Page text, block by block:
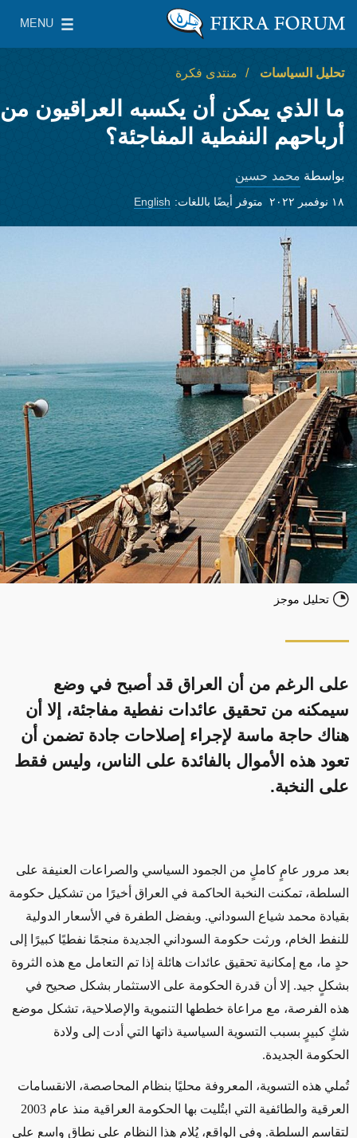
معهد واشنطن لسياسات الشرق الأدنى
MENU
Main Menu
تحليل السياسات منتدى فكرة
ما الذي يمكن أن يكسبه العراقيون من
أرباحهم النفطية المفاجئة؟
بواسطة محمد حسين
١٨ نوفمبر ٢٠٢٢ متوفر أيضًا باللغات: English
تحليل موجز
على الرغم من أن العراق قد أصبح في وضع
سيمكنه من تحقيق عائدات نفطية مفاجئة، إلا أن
هناك حاجة ماسة لإجراء إصلاحات جادة تضمن أن
تعود هذه الأموال بالفائدة على الناس، وليس فقط
على النخبة.
بعد مرور عامٍ كاملٍ من الجمود السياسي والصراعات العنيفة على
السلطة، تمكنت النخبة الحاكمة في العراق أخيرًا من تشكيل حكومة
بقيادة محمد شياع السوداني. وبفضل الطفرة في الأسعار الدولية
للنفط الخام، ورثت حكومة السوداني الجديدة منجمًا نفطيًا كبيرًا إلى
حدٍ ما، مع إمكانية تحقيق عائدات هائلة إذا تم التعامل مع هذه الثروة
بشكلٍ جيد. إلا أن قدرة الحكومة على الاستثمار بشكل صحيح في
هذه الفرصة، مع مراعاة خططها التنموية والإصلاحية، تشكل موضع
شكٍ كبيرٍ بسبب التسوية السياسية ذاتها التي أدت إلى ولادة
الحكومة الجديدة.
تُملي هذه التسوية، المعروفة محليًا بنظام المحاصصة، الانقسامات
العرقية والطائفية التي ابتُليت بها الحكومة العراقية منذ عام 2003
لتقاسم السلطة. وفي الواقع، يُلام هذا النظام على نطاقٍ واسعٍ على